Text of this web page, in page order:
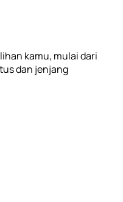
kamu, mulai dari
dan jenjang